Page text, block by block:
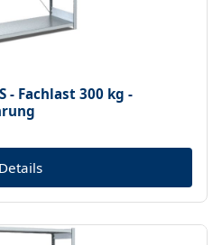
- Fachlast 300 kg -
Details